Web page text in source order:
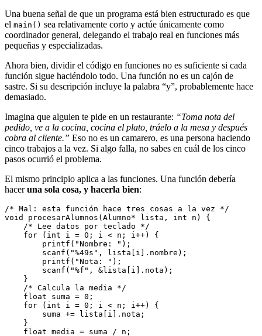
Una buena señal de que un programa está bien estructurado es que
el main() sea relativamente corto y actúe únicamente como
coordinador general, delegando el trabajo real en funciones más
pequeñas y especializadas.
Ahora bien, dividir el código en funciones no es suficiente si cada
función sigue haciéndolo todo. Una función no es un cajón de
sastre. Si su descripción incluye la palabra “y”, probablemente hace
demasiado.
Imagina que alguien te pide en un restaurante: “Toma nota del
pedido, ve a la cocina, cocina el plato, tráelo a la mesa y después
cobra al cliente.” Eso no es un camarero, es una persona haciendo
cinco trabajos a la vez. Si algo falla, no sabes en cuál de los cinco
pasos ocurrió el problema.
El mismo principio aplica a las funciones. Una función debería
haceruna sola cosa, y hacerla bien:
/* Mal: esta función hace tres cosas a la vez */
void procesarAlumnos(Alumno* lista, int n) {
/* Lee datos por teclado */
for (int i = 0; i < n; i++) {
printf("Nombre: ");
scanf("%49s", lista[i].nombre);
printf("Nota: ");
scanf("%f", &lista[i].nota);
}
/* Calcula la media */
float suma = 0;
for (int i = 0; i < n; i++) {
suma += lista[i].nota;
}
float media = suma / n;